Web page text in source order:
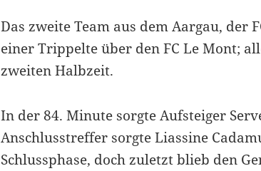
Das zweite Team aus dem Aargau, der
einer Trippelte über den FC Le Mont;
zweiten Halbzeit.
In der 84. Minute sorgte Aufsteiger
Anschlusstreffer sorgte Liassine
Schlussphase, doch zuletzt blieb den